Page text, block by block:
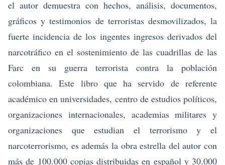
el autor demuestra con hechos, análisis, documentos,
gráficos y testimonios de terroristas desmovilizados, la
fuerte incidencia de los ingentes ingresos derivados del
narcotráfico en el sostenimiento de las cuadrillas de las
Farc en su guerra terrorista contra la población
colombiana. Este libro que ha servido de referente
académico en universidades, centro de estudios políticos,
organizaciones internacionales, academias militares y
organizaciones que estudian el terrorismo y el
narcoterrorismo, es además la obra estrella del autor con
más de 100.000 copias distribuidas en español y 30.000